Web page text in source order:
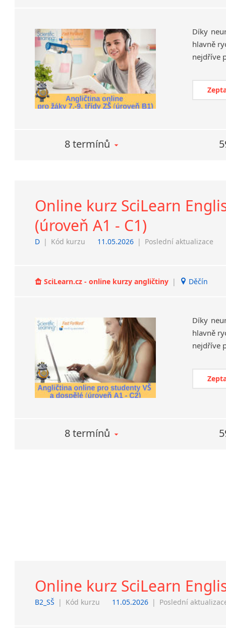
Díky
hlavně
8 termínů
Online kurz SciLearn
(úroveň A1 - C1)
D | Kód kurzu 11.05.2026 | Poslední aktualizace
SciLearn.cz - online kurzy angličtiny | Děčín
Díky
hlavně
8 termínů
Online kurz SciLearn
B2_SŠ | Kód kurzu 11.05.2026 | Poslední